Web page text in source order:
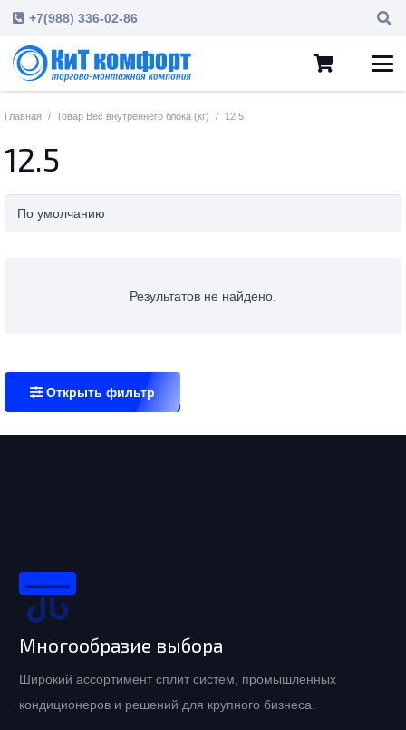
+7(988) 336-02-86
Главная / Товар Вес внутреннего блока (кг) / 12.5
12.5
Результатов не найдено.
Открыть фильтр
Многообразие выбора
Широкий ассортимент сплит систем, промышленных
кондиционеров и решений для крупного бизнеса.